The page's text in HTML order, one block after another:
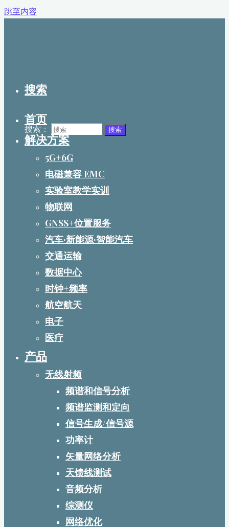
跳至内容
搜索
搜索： 搜索
首页
解决方案
5G+6G
电磁兼容 EMC
实验室教学实训
物联网
GNSS+位置服务
汽车·新能源·智能汽车
交通运输
数据中心
时钟+频率
航空航天
电子
医疗
产品
无线射频
频谱和信号分析
频谱监测和定向
信号生成/信号源
功率计
矢量网络分析
天馈线测试
音频分析
综测仪
网络优化